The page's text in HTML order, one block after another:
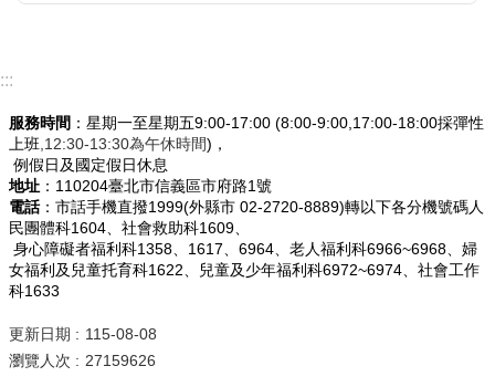
:::
服務時間 ：星期一至星期五9:00-17:00 (8:00-9:00,17:00-18:00採彈性
上班,12:30-13:30為午休時間)，
例假日及國定假日休息
地址 ：110204臺北市信義區市府路1號
電話：市話手機直撥1999(外縣市 02-2720-8889)轉以下各分機號碼人
民團體科1604、社會救助科1609、
身心障礙者福利科1358、1617、6964、老人福利科6966~6968、婦
女福利及兒童托育科1622、兒童及少年福利科6972~6974、社會工作
科1633
更新日期
115-08-08
瀏覽人次
27159626